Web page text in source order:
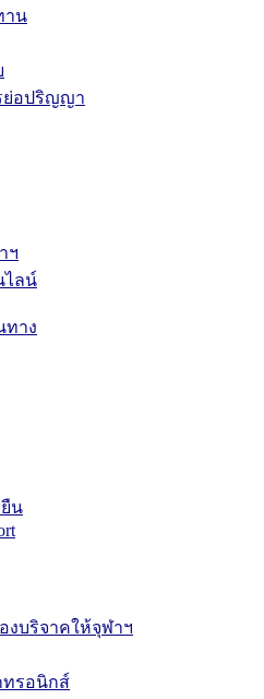
าน
อปริญญา
ฯ
ไลน์
ทาง
น
งบริจาคให้จุฬาฯ
ทรอนิกส์